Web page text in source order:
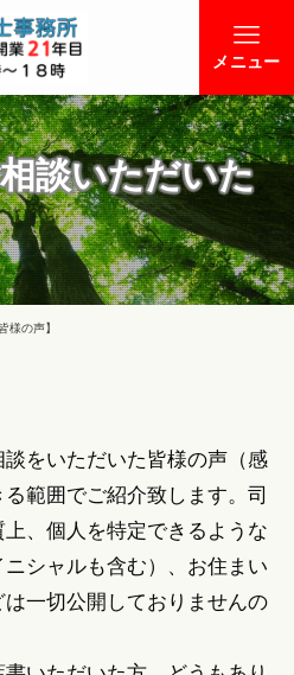
メニュー
談いただいた
様の声】
をいただいた皆様の声（感
範囲でご紹介致します。司
、個人を特定できるような
シャルも含む）、お住まい
一切公開しておりませんの